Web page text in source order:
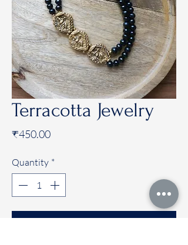
Terracotta Jewelry
₹450.00Price
Quantity *